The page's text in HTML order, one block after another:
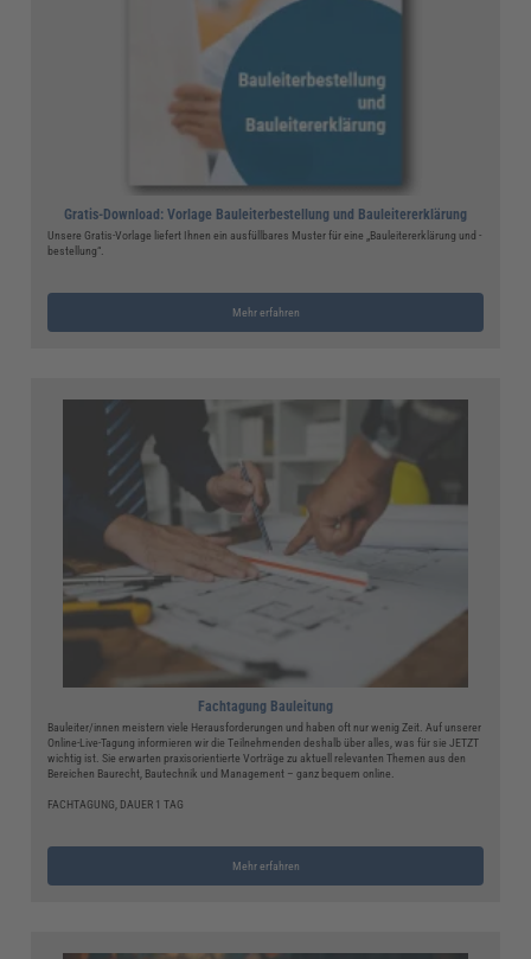
Gratis-Download: Vorlage Bauleiterbestellung und Bauleitererklärung
Unsere Gratis-Vorlage liefert Ihnen ein ausfüllbares Muster für eine „Bauleitererklärung und -
bestellung“.
Mehr erfahren
Fachtagung Bauleitung
Bauleiter/innen meistern viele Herausforderungen und haben oft nur wenig Zeit. Auf unserer
Online-Live-Tagung informieren wir die Teilnehmenden deshalb über alles, was für sie JETZT
wichtig ist. Sie erwarten praxisorientierte Vorträge zu aktuell relevanten Themen aus den
Bereichen Baurecht, Bautechnik und Management – ganz bequem online.
FACHTAGUNG, DAUER 1 TAG
Mehr erfahren